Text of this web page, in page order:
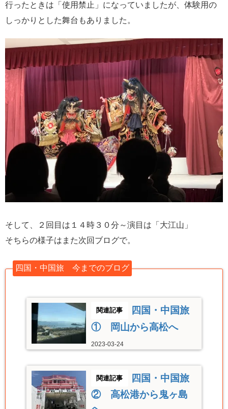
行ったときは「使用禁止」になっていましたが、体験用の
しっかりとした舞台もありました。
そして、２回目は１４時３０分～演目は「大江山」
そちらの様子はまた次回ブログで。
四国・中国旅 今までのブログ
四国・中国旅
① 岡山から高松へ
2023-03-24
四国・中国旅
② 高松港から鬼ヶ島